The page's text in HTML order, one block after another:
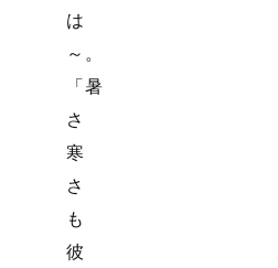
は
～。
「暑
さ
寒
さ
も
彼